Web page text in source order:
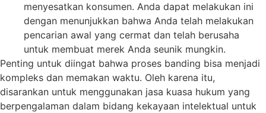
menyesatkan konsumen. Anda dapat melakukan ini
dengan menunjukkan bahwa Anda telah melakukan
pencarian awal yang cermat dan telah berusaha
untuk membuat merek Anda seunik mungkin.
Penting untuk diingat bahwa proses banding bisa menjadi
kompleks dan memakan waktu. Oleh karena itu,
disarankan untuk menggunakan jasa kuasa hukum yang
berpengalaman dalam bidang kekayaan intelektual untuk